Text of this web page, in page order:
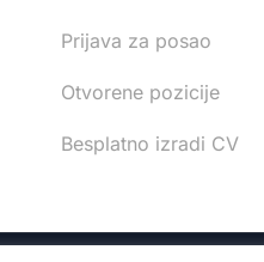
Prijava za posao
Otvorene pozicije
Besplatno izradi CV